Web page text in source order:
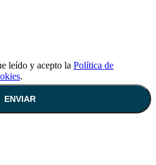
leído y acepto la Política de
.
ENVIAR